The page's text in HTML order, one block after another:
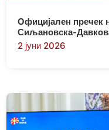
Oфицијален пречек
Сиљановска-
2 јуни 2026